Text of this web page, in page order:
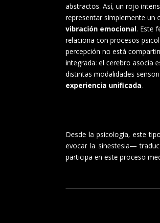
abstractos. Así, un rojo
representar simplemente un
vibración emocional. Este
relaciona con procesos
percepción no está
integrada: el cerebro asocia
distintas modalidades
experiencia unificada.
Desde la psicología, este
evocar la sinestesia—
participa en este proceso